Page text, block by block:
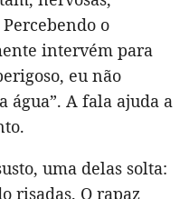
o
intervém para
eu não
água”. A fala ajuda a
uma delas solta:
risadas. O rapaz